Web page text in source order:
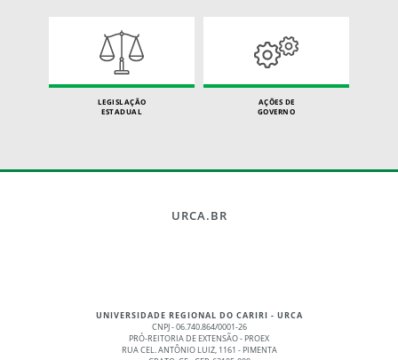
LEGISLAÇÃO
ESTADUAL
AÇÕES DE
GOVERNO
URCA.BR
UNIVERSIDADE REGIONAL DO CARIRI - URCA
CNPJ - 06.740.864/0001-26
PRÓ-REITORIA DE EXTENSÃO - PROEX
RUA CEL. ANTÔNIO LUIZ, 1161 - PIMENTA